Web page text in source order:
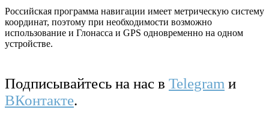
Российская программа навигации имеет метрическую систему
координат, поэтому при необходимости возможно
использование и Глонасса и GPS одновременно на одном
устройстве.
Подписывайтесь на нас в Telegram и
ВКонтакте.